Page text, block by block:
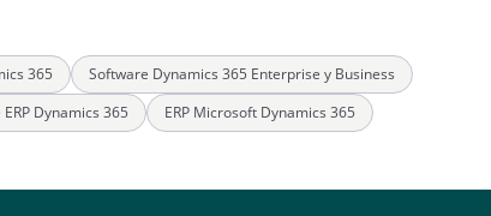
365
Software Dynamics 365 Enterprise y Business
Dynamics 365 ERP Microsoft Dynamics 365